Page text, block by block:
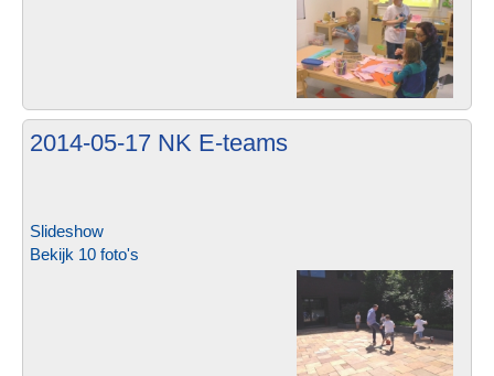
2014-05-17 NK E-teams
Slideshow
Bekijk 10 foto's